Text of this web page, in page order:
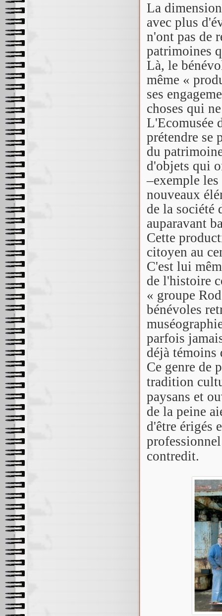
La
avec plus
n'ont pas de
patrimoines
Là, le
même «
ses
choses qui
L'Ecomusée
prétendre se
du
d'objets qui
–exemple
nouveaux
de la société
auparavant
Cette
citoyen au
C'est lui
de l'histoire
« groupe
bénévoles
parfois
déjà témoins
Ce genre de
tradition
paysans et
de la peine
d'être érigés
contredit.